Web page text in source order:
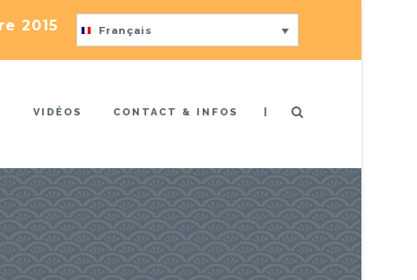
2015 Français
VIDÉOS CONTACT & INFOS |